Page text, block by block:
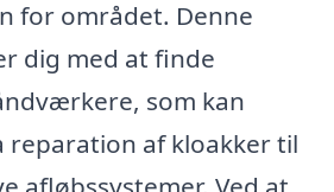
for området. Denne
dig med at finde
som kan
reparation af kloakker til